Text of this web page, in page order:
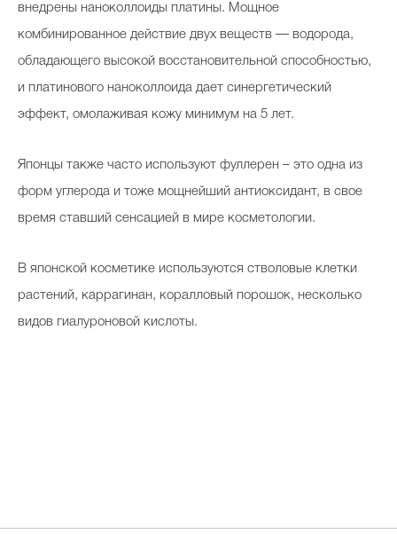
внедрены наноколлоиды платины. Мощное
комбинированное действие двух веществ — водорода,
обладающего высокой восстановительной способностью,
и платинового наноколлоида дает синергетический
эффект, омолаживая кожу минимум на 5 лет.
Японцы также часто используют фуллерен – это одна из
форм углерода и тоже мощнейший антиоксидант, в свое
время ставший сенсацией в мире косметологии.
В японской косметике используются стволовые клетки
растений, каррагинан, коралловый порошок, несколько
видов гиалуроновой кислоты.